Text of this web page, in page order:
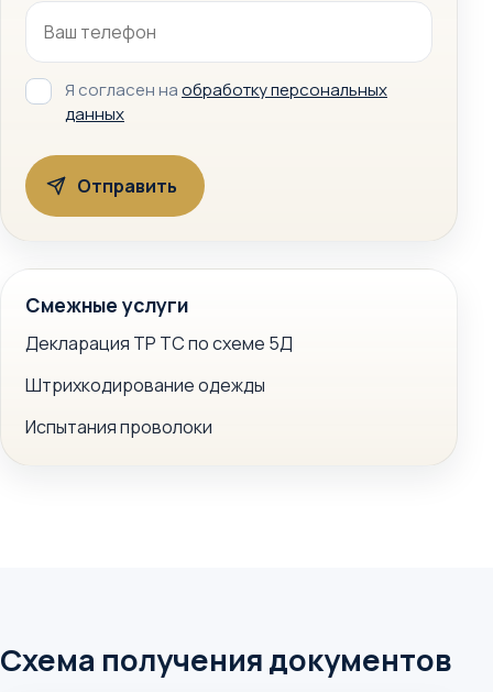
Я согласен наобработку персональных
данных
Смежные услуги
Декларация ТР ТС по схеме 5Д
Штрихкодирование одежды
Испытания проволоки
Схема получения документов